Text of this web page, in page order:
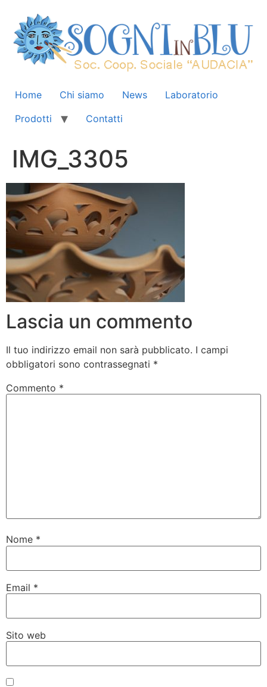
Home Chi siamo News
Laboratorio
Prodotti
Contatti
IMG_3305
Lascia un commento
Il tuo indirizzo email non sarà pubblicato. I campi
obbligatori sono contrassegnati *
Commento *
Nome *
Email *
Sito web